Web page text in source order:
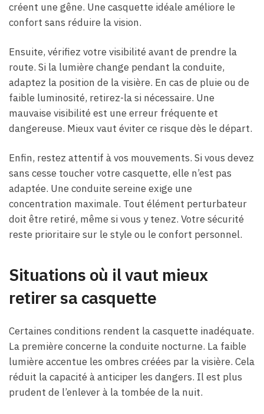
créent une gêne. Une casquette idéale améliore le
confort sans réduire la vision.
Ensuite, vérifiez votre visibilité avant de prendre la
route. Si la lumière change pendant la conduite,
adaptez la position de la visière. En cas de pluie ou de
faible luminosité, retirez-la si nécessaire. Une
mauvaise visibilité est une erreur fréquente et
dangereuse. Mieux vaut éviter ce risque dès le départ.
Enfin, restez attentif à vos mouvements. Si vous devez
sans cesse toucher votre casquette, elle n’est pas
adaptée. Une conduite sereine exige une
concentration maximale. Tout élément perturbateur
doit être retiré, même si vous y tenez. Votre sécurité
reste prioritaire sur le style ou le confort personnel.
Situations où il vaut mieux
retirer sa casquette
Certaines conditions rendent la casquette inadéquate.
La première concerne la conduite nocturne. La faible
lumière accentue les ombres créées par la visière. Cela
réduit la capacité à anticiper les dangers. Il est plus
prudent de l’enlever à la tombée de la nuit.